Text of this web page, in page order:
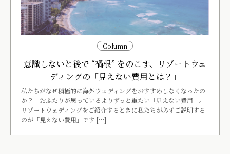
Column
意識しないと後で “禍根” をのこす、リゾートウェ
ディングの「見えない費用とは？」
私たちがなぜ積極的に海外ウェディングをおすすめしなくなったの
か？ おふたりが思っているよりずっと重たい「見えない費用」。
リゾートウェディングをご紹介するときに私たちが必ずご説明する
のが「見えない費用」です […]